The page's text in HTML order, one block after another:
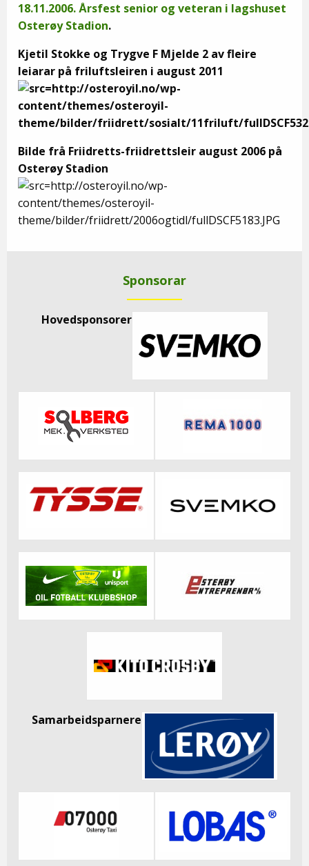
18.11.2006. Årsfest senior og veteran i lagshuset
Osterøy Stadion.
Kjetil Stokke og Trygve F Mjelde 2 av fleire
leiarar på friluftsleiren i august 2011
Bilde frå Friidretts-friidrettsleir august 2006 på
Osterøy Stadion
Sponsorar
Hovedsponsorer
Samarbeidsparnere